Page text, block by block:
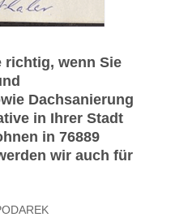
richtig, wenn Sie
Dachsanierung
in Ihrer Stadt
in 76889
wir auch für